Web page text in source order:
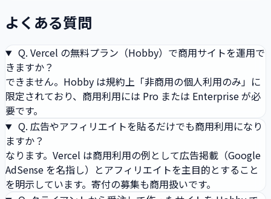
よくある質問
Q. Vercel の無料プラン（Hobby）で商用サイトを運用で
きますか？
できません。Hobby は規約上「非商用の個人利用のみ」に
限定されており、商用利用には Pro または Enterprise が必
要です。
Q. 広告やアフィリエイトを貼るだけでも商用利用になり
ますか？
なります。Vercel は商用利用の例として広告掲載（Google
AdSense を名指し）とアフィリエイトを主目的とすること
を明示しています。寄付の募集も商用扱いです。